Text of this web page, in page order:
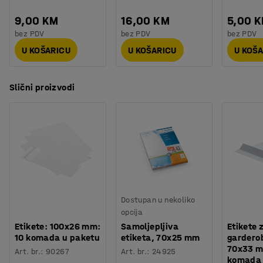
9,00 KM
bez PDV
U KOŠARICU
16,00 KM
bez PDV
U KOŠARICU
5,00
bez PDV
U
Slični proizvodi
Etikete: 100x26 mm:
10 komada u paketu
Art. br.: 90267
Dostupan u nekoliko
opcija
Samoljepljiva
etiketa, 70x25 mm
Art. br.: 24925
Etikete
70x33